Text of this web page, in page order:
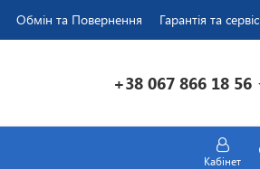
Обмін та Повернення Гарантія та сервіс
+38 067 866 18 56
Кабінет